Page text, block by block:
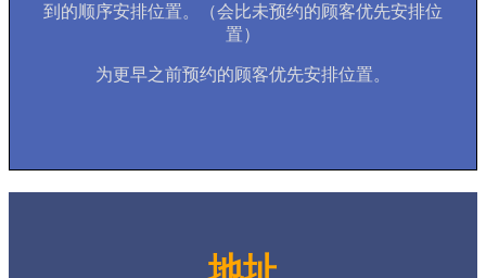
到的顺序安排位置。（会比未预约的顾客优先安排位
置）
为更早之前预约的顾客优先安排位置。
地址